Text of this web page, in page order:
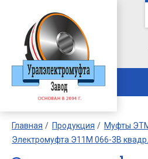
Главная Продукция Муфты
Электромуфта Э11М 066-3В